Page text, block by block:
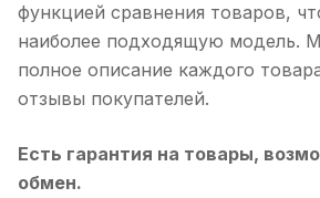
функцией сравнения товаров,
наиболее подходящую модель.
полное описание каждого
отзывы покупателей.
Есть гарантия на товары,
обмен.